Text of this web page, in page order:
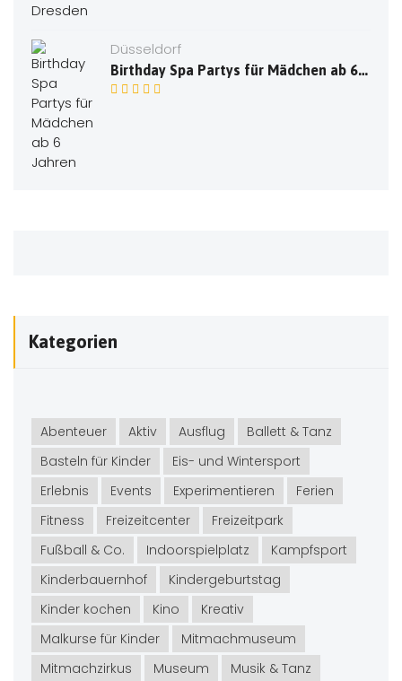
Düsseldorf
Birthday Spa Partys für Mädchen ab 6 Jahren
Kategorien
Abenteuer Aktiv Ausflug
Ballett & Tanz
Basteln für Kinder
Eis- und Wintersport
Erlebnis
Events Experimentieren
Ferien
Fitness
Freizeitcenter
Freizeitpark
Fußball & Co.
Indoorspielplatz
Kampfsport
Kinderbauernhof
Kindergeburtstag
Kinder kochen
Kino
Kreativ
Malkurse für Kinder
Mitmachmuseum
Mitmachzirkus
Museum
Musik & Tanz